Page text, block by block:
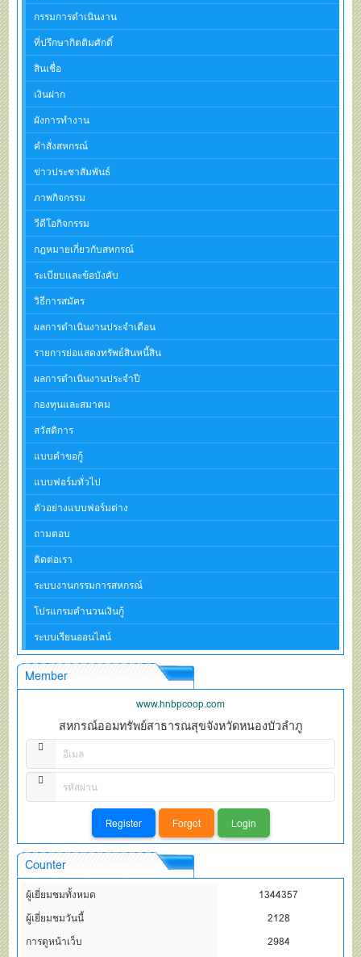
กรรมการดำเนินงาน
ที่ปรึกษากิตติมศักดิ์
สินเชื่อ
เงินฝาก
ผังการทำงาน
คำสั่งสหกรณ์
ข่าวประชาสัมพันธ์
ภาพกิจกรรม
วีดีโอกิจกรรม
กฎหมายเกี่ยวกับสหกรณ์
ระเบียบและข้อบังคับ
วิธีการสมัคร
ผลการดำเนินงานประจำเดือน
รายการย่อแสดงทรัพย์สินหนี้สิน
ผลการดำเนินงานประจำปี
กองทุนและสมาคม
สวัสดิการ
แบบคำขอกู้
แบบฟอร์มทั่วไป
ตัวอย่างแบบฟอร์มต่าง
ถามตอบ
ติดต่อเรา
ระบบงานกรรมการสหกรณ์
โปรแกรมคำนวนเงินกู้
ระบบเรียนออนไลน์
Member
www.hnbpcoop.com
สหกรณ์ออมทรัพย์สาธารณสุขจังหวัดหนองบัวลำภู
Counter
ผู้เยี่ยมชมทั้งหมด
1344357
ผู้เยี่ยมชมวันนี้
2128
การดูหน้าเว็บ
2984